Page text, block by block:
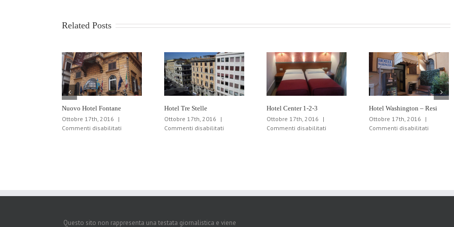
Related Posts
Nuovo Hotel Fontane
Ottobre 17th, 2016
|
Commenti disabilitati
Hotel Tre Stelle
Ottobre 17th, 2016
|
Commenti disabilitati
Hotel Center 1-2-3
Ottobre 17th, 2016
|
Commenti disabilitati
Hotel Washington – Resi
Ottobre 17th, 2016
|
Commenti disabilitati
Questo sito non rappresenta una testata giornalistica e viene